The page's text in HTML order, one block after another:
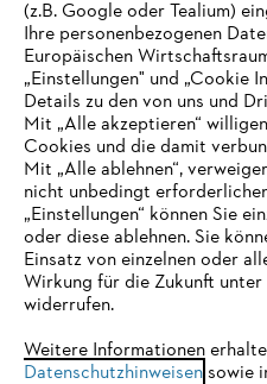
Unternehmen
Online Shop
Service
IHR BROWSER
UNTERSTÜTZT
eine optimale Nutzung unserer
einem der folgenden Browser
(z.B. Google oder Tealium)
Ihre personenbezogenen
Europäischen
„Einstellungen" und „Cookie
Details zu den von uns und
Mit „Alle akzeptieren“
Cookies und die damit
Mit „Alle ablehnen“,
nicht unbedingt
„Einstellungen“ können Sie
oder diese ablehnen. Sie
Einsatz von einzelnen oder
Wirkung für die Zukunft unter
widerrufen.
Weitere Informationen
Datenschutzhinweisensowie